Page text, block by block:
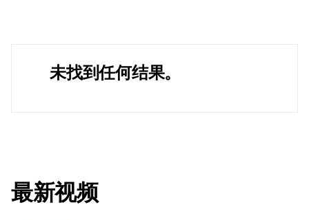
未找到任何结果。
最新视频